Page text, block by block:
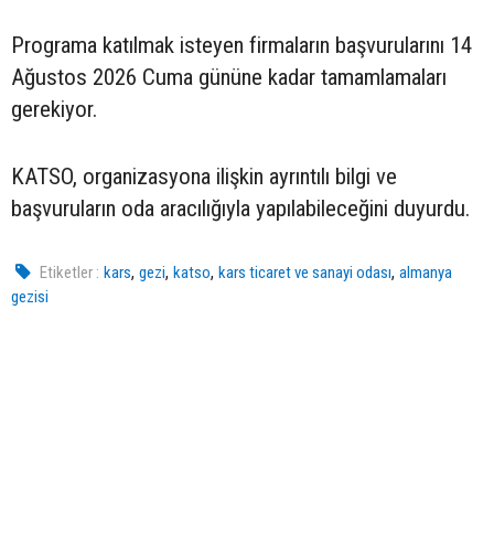
Programa katılmak isteyen firmaların başvurularını 14
Ağustos 2026 Cuma gününe kadar tamamlamaları
gerekiyor.
KATSO, organizasyona ilişkin ayrıntılı bilgi ve
başvuruların oda aracılığıyla yapılabileceğini duyurdu.
Etiketler : kars,gezi,katso,kars ticaret ve sanayi odası,almanya
gezisi